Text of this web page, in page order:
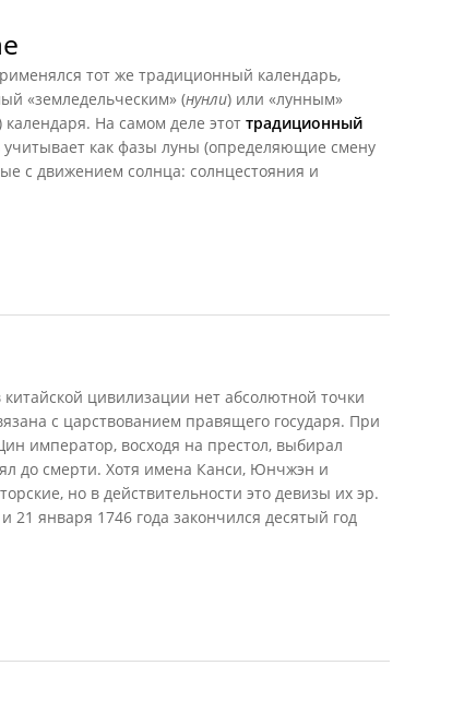
тот же традиционный календарь,
«земледельческим» (нунли) или «лунным»
календаря. На самом деле этот традиционный
учитывает как фазы луны (определяющие смену
с движением солнца: солнцестояния и
цивилизации нет абсолютной точки
с царствованием правящего государя. При
император, восходя на престол, выбирал
до смерти. Хотя имена Канси, Юнчжэн и
но в действительности это девизы их эр.
21 января 1746 года закончился десятый год